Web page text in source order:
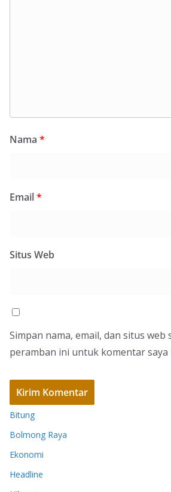
Nama *
Email*
Situs Web
Simpan nama, email, dan situs web
peramban ini untuk komentar saya
Bitung
Bolmong Raya
Ekonomi
Headline